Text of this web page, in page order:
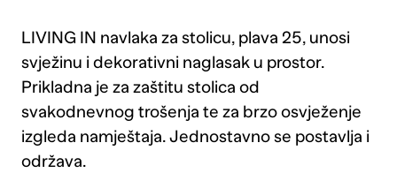
LIVING IN navlaka za stolicu, plava 25, unosi
svježinu i dekorativni naglasak u prostor.
Prikladna je za zaštitu stolica od
svakodnevnog trošenja te za brzo osvježenje
izgleda namještaja. Jednostavno se postavlja i
održava.